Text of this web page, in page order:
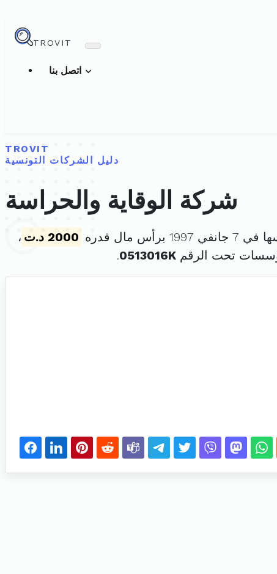
TROVIT
TROVIT
دليل الشركات التونسية
شركة الوقاية والحراسة
برأس مال قدره 2000 د.ت
،
تحت الرقم 0513016K
.